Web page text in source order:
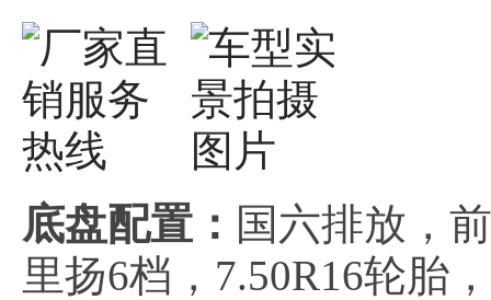
底盘配置： 国六排放，
里扬6档，7.50R16轮胎